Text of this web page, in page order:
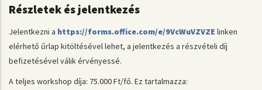
Részletek és jelentkezés
Jelentkezni a https://forms.office.com/e/9VcWuVZVZE linken
elérhető űrlap kitöltésével lehet, a jelentkezés a részvételi díj
befizetésével válik érvényessé.
A teljes workshop díja: 75.000 Ft/fő. Ez tartalmazza: